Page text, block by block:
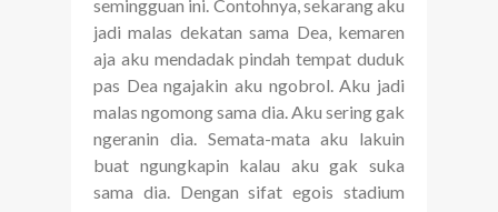
semingguan ini. Contohnya, sekarang aku
jadi malas dekatan sama Dea, kemaren
aja aku mendadak pindah tempat duduk
pas Dea ngajakin aku ngobrol. Aku jadi
malas ngomong sama dia. Aku sering gak
ngeranin dia. Semata-mata aku lakuin
buat ngungkapin kalau aku gak suka
sama dia. Dengan sifat egois stadium